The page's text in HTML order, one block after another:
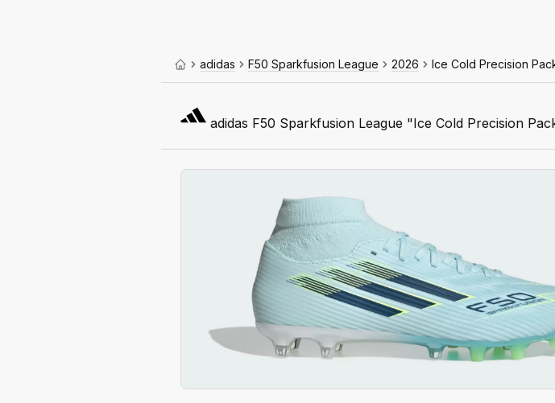
adidas F50 Sparkfusion League 2026 Ice Cold Precision
adidas F50 Sparkfusion League "Ice Cold Precision